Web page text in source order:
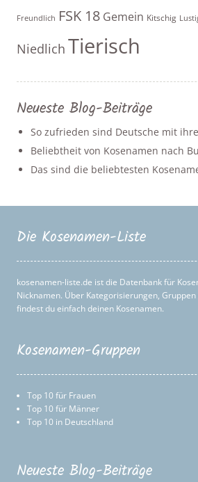
Freundlich FSK 18 Gemein Kitschig
Niedlich Tierisch
Neueste Blog-Beiträge
So zufrieden sind Deutsche mit
Beliebtheit von Kosenamen nach
Das sind die beliebtesten
Die Kosenamen-Liste
kosenamen-liste.de ist die Datenbank für
Nicknamen. Über Kategorisierungen,
findest du einfach deinen Kosenamen.
Kosenamen-Gruppen
Top 10 für Frauen
Top 10 für Männer
Top 10 in Deutschland
Neueste Blog-Beiträge